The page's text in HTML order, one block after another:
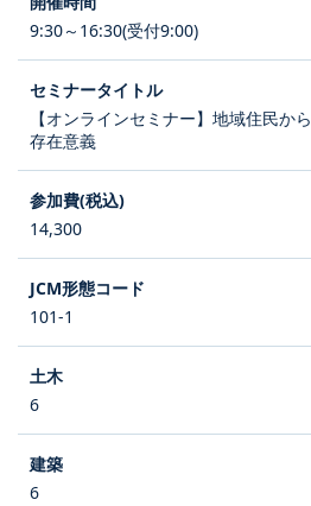
9:30～16:30(受付9:00)
【オンラインセミナー】地域住民か
存在意義
14,300
101-1
6
6